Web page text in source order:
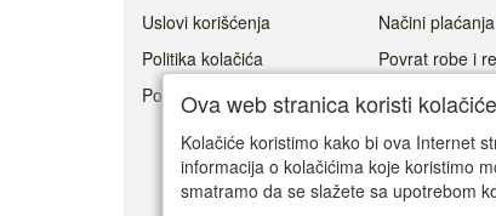
Uslovi korišćenja
Politika kolačića
Politika privatnosti
Načini plaćanja
Povrat robe i
Cenovnik
Isporuka
Ova web stranica koristi kolačiće
Kolačiće koristimo kako bi ova Internet
informacija o kolačićima koje koristimo
smatramo da se slažete sa upotrebom